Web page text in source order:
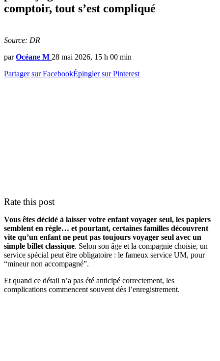
comptoir, tout s’est compliqué
Source: DR
par Océane M 28 mai 2026, 15 h 00 min
Partager sur FacebookÉpingler sur Pinterest
Rate this post
Vous êtes décidé à laisser votre enfant voyager seul, les papiers
semblent en règle… et pourtant, certaines familles découvrent
vite qu’un enfant ne peut pas toujours voyager seul avec un
simple billet classique. Selon son âge et la compagnie choisie, un
service spécial peut être obligatoire : le fameux service UM, pour
“mineur non accompagné”.
Et quand ce détail n’a pas été anticipé correctement, les
complications commencent souvent dès l’enregistrement.